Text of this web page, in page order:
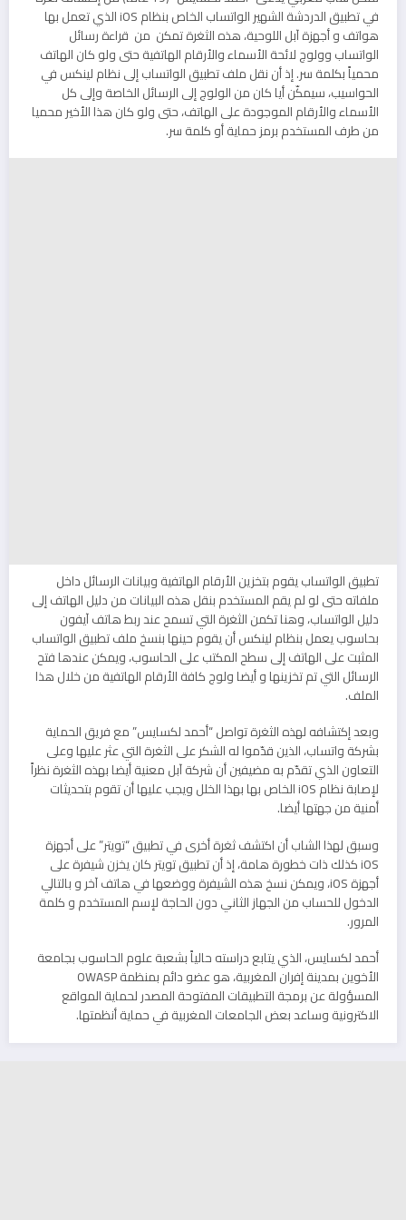
في تطبيق الدردشة الشهير الواتساب الخاص بنظام iOS الذي تعمل بها
هواتف و أجهزة آبل اللوحية، هذه الثغرة تمكن من قراءة رسائل
الواتساب وولوج لائحة الأسماء والأرقام الهاتفية حتى ولو كان الهاتف
محمياً بكلمة سر. إذ أن نقل ملف تطبيق الواتساب إلى نظام لينكس في
الحواسيب، سيمكّن أيا كان من الولوج إلى الرسائل الخاصة وإلى كل
الأسماء والأرقام الموجودة على الهاتف، حتى ولو كان هذا الأخير محميا
من طرف المستخدم برمز حماية أو كلمة سر.
تطبيق الواتساب يقوم بتخزين الأرقام الهاتفية وبيانات الرسائل داخل
ملفاته حتى لو لم يقم المستخدم بنقل هذه البيانات من دليل الهاتف إلى
دليل الواتساب، وهنا تكمن الثغرة التي تسمح عند ربط هاتف آيفون
بحاسوب يعمل بنظام لينكس أن يقوم حينها بنسخ ملف تطبيق الواتساب
المثبت على الهاتف إلى سطح المكتب على الحاسوب، ويمكن عندها فتح
الرسائل التي تم تخزينها و أيضا ولوج كافة الأرقام الهاتفية من خلال هذا
الملف.
وبعد إكتشافه لهذه الثغرة تواصل “أحمد لكسايس” مع فريق الحماية
بشركة واتساب، الذين قدّموا له الشكر على الثغرة التي عثر عليها وعلى
التعاون الذي تقدّم به مضيفين أن شركة آبل معنية أيضا بهذه الثغرة نظراً
لإصابة نظام iOS الخاص بها بهذا الخلل ويجب عليها أن تقوم بتحديثات
أمنية من جهتها أيضا.
وسبق لهذا الشاب أن اكتشف ثغرة أخرى في تطبيق “تويتر” على أجهزة
iOS كذلك ذات خطورة هامة، إذ أن تطبيق تويتر كان يخزن شيفرة على
أجهزة iOS، ويمكن نسخ هذه الشيفرة ووضعها في هاتف آخر و بالتالي
الدخول للحساب من الجهاز الثاني دون الحاجة لإسم المستخدم و كلمة
المرور.
أحمد لكسايس، الذي يتابع دراسته حالياً بشعبة علوم الحاسوب بجامعة
الأخوين بمدينة إفران المغربية، هو عضو دائم بمنظمة OWASP
المسؤولة عن برمجة التطبيقات المفتوحة المصدر لحماية المواقع
الاكترونية وساعد بعض الجامعات المغربية في حماية أنظمتها.